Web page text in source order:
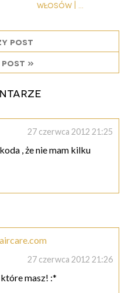
włosów | ...
post
»
27 czerwca 2012 21:25
, że nie mam kilku
27 czerwca 2012 21:26
masz! :*